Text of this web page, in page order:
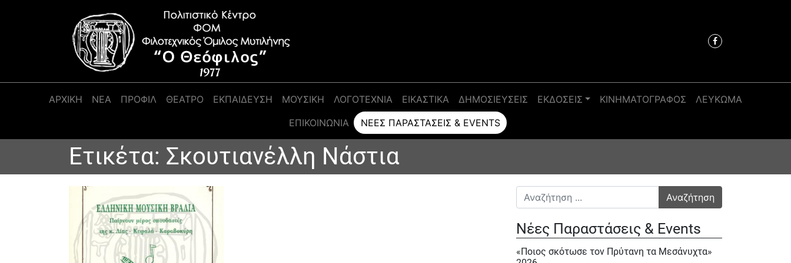
Κύρια πλοήγηση
ΑΡΧΙΚΉ ΝΕΑ ΠΡΟΦΊΛ ΘΕΑΤΡΟ ΕΚΠΑΙΔΕΥΣΗ ΜΟΥΣΙΚΗ ΛΟΓΟΤΕΧΝΙΑ ΕΙΚΑΣΤΙΚΑ ΔΗΜΟΣΙΕΥΣΕΙΣ ΕΚΔΟΣΕΙΣ ΚΙΝΗΜΑΤΟΓΡΑΦΟΣ
ΛΕΥΚΩΜΑ
ΕΠΙΚΟΙΝΩΝΊΑ
ΝΈΕΣ ΠΑΡΑΣΤΆΣΕΙΣ & EVENTS
Ετικέτα: Σκουτιανέλλη Νάστια
Αναζήτηση για:
Νέες Παραστάσεις & Events
«Ποιος σκότωσε τον Πρύτανη τα Μεσάνυχτα»